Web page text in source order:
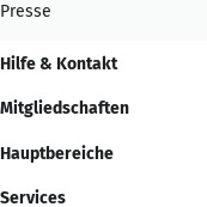
Presse
Hilfe & Kontakt
Mitgliedschaften
Hauptbereiche
Services